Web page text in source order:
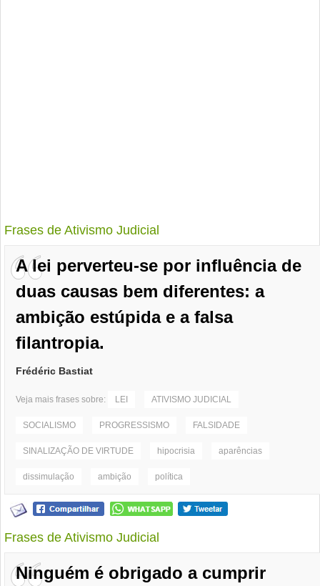
Frases de Ativismo Judicial
A lei perverteu-se por influência de
duas causas bem diferentes: a
ambição estúpida e a falsa
filantropia.
Frédéric Bastiat
Veja mais frases sobre: LEI ATIVISMO JUDICIAL
SOCIALISMO PROGRESSISMO FALSIDADE
SINALIZAÇÃO DE VIRTUDE hipocrisia aparências
dissimulação ambição política
Frases de Ativismo Judicial
Ninguém é obrigado a cumprir